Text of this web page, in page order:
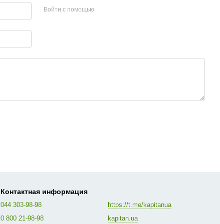
Войти с помощью
Контактная информация
044 303-98-98
0 800 21-98-98
https://t.me/kapitanua
kapitan.ua